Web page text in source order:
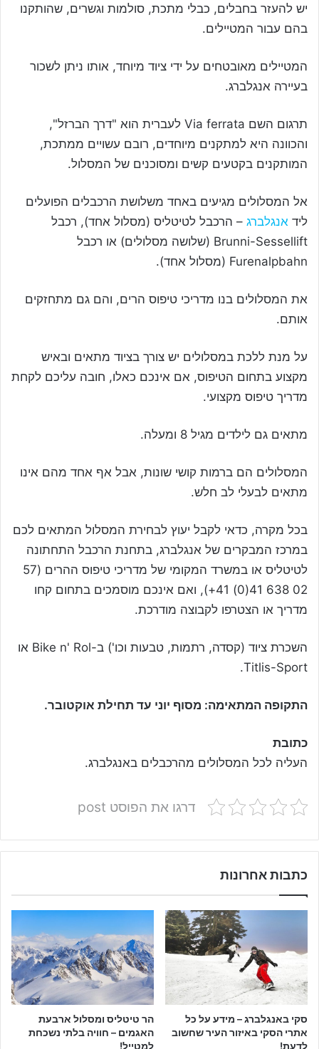
יש להעזר בחבלים, כבלי מתכת, סולמות וגשרים, שהותקנו
בהם עבור המטיילים.
המטיילים מאובטחים על ידי ציוד מיוחד, אותו ניתן לשכור
בעיירה אנגלברג.
תרגום השם Via ferrata לעברית הוא "דרך הברזל",
והכוונה היא למתקנים מיוחדים, רובם עשויים ממתכת,
המותקנים בקטעים קשים ומסוכנים של המסלול.
אל המסלולים מגיעים באחד משלושת הרכבלים הפועלים
ליד אנגלברג – הרכבל לטיטליס (מסלול אחד), רכבל
Brunni-Sessellift (שלושה מסלולים) או רכבל
Furenalpbahn (מסלול אחד).
את המסלולים בנו מדריכי טיפוס הרים, והם גם מתחזקים
אותם.
על מנת ללכת במסלולים יש צורך בציוד מתאים ובאיש
מקצוע בתחום הטיפוס, אם אינכם כאלו, חובה עליכם לקחת
מדריך טיפוס מקצועי.
מתאים גם לילדים מגיל 8 ומעלה.
המסלולים הם ברמות קושי שונות, אבל אף אחד מהם אינו
מתאים לבעלי לב חלש.
בכל מקרה, כדאי לקבל יעוץ לבחירת המסלול המתאים לכם
במרכז המבקרים של אנגלברג, בתחנת הרכבל התחתונה
לטיטליס או במשרד המקומי של מדריכי טיפוס ההרים (57
02 638 41(0) 41+), ואם אינכם מוסמכים בתחום קחו
מדריך או הצטרפו לקבוצה מודרכת.
השכרת ציוד (קסדה, רתמות, טבעות וכו') ב-Bike n' Rol או
Titlis-Sport.
התקופה המתאימה: מסוף יוני עד תחילת אוקטובר.
כתובת
העליה לכל המסלולים מהרכבלים באנגלברג.
דרגו את הפוסט post
כתבות אחרונות
סקי באנגלברג – מידע על כל
אתרי הסקי באיזור העיר שחשוב
לדעת!
הר טיטליס ומסלול ארבעת
האגמים – חוויה בלתי נשכחת
למטייל!